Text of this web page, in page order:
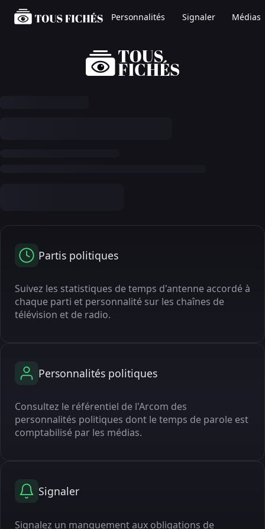
Personnalités Signaler Médias
Partis politiques
Suivez les statistiques de temps d'antenne accordé à
chaque parti et personnalité sur les chaînes de
télévision et de radio.
Personnalités politiques
Consultez le référentiel de l'Arcom des
personnalités politiques dont le temps de parole est
comptabilisé par les médias.
Signaler
Signalez un manquement aux obligations de